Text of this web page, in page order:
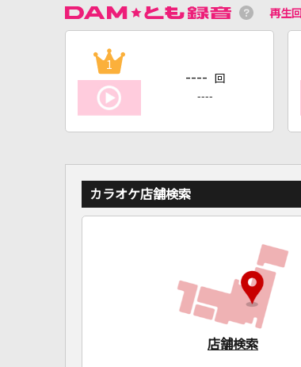
再生
1
---- 回
----
カラオケ店舗検索
店舗検索